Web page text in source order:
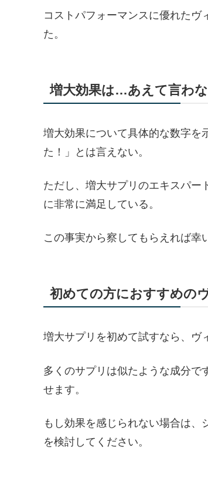
コストパフォーマンスに優れたヴ
た。
増大効果は…あえて言わな
増大効果について具体的な数字を
た！」とは言えない。
ただし、増大サプリのエキスパー
に非常に満足している。
この事実から察してもらえれば幸
初めての方におすすめの
増大サプリを初めて試すなら、ヴ
多くのサプリは似たような成分で
せます。
もし効果を感じられない場合は
を検討してください。